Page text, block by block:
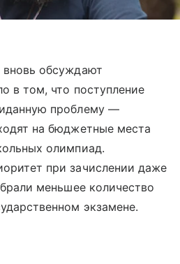
обсуждают
в том, что поступление
проблему —
на бюджетные места
олимпиад.
при зачислении даже
меньшее количество
экзамене.